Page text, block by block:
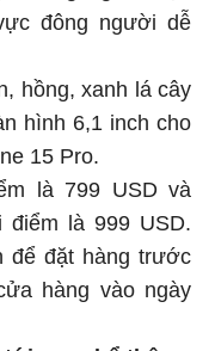
đông người dễ
hồng, xanh lá cây
hình 6,1 inch cho
15 Pro.
là 799 USD và
là 999 USD.
để đặt hàng trước
hàng vào ngày